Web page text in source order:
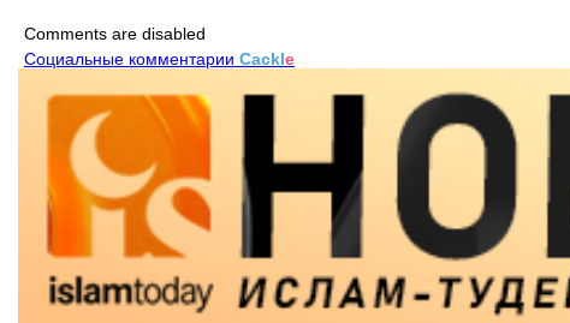
Comments are disabled
Социальные комментарии Cackle